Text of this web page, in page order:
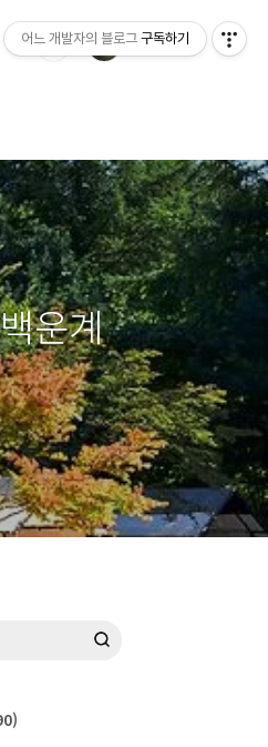
운계
어느 개발자의 블로그 구독하기